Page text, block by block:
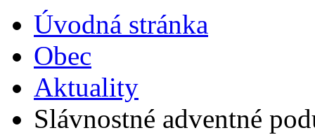
Úvodná stránka
Obec
Aktuality
Slávnostné adventné